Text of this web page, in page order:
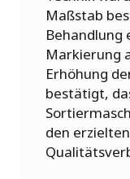
Maßstab
Behandlung
Markierung
Erhöhung
bestätigt,
den